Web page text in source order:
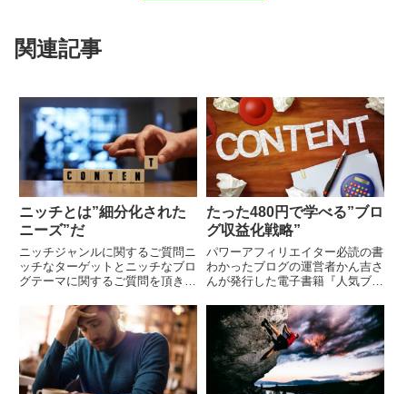
関連記事
ニッチとは”細分化された
ニーズ”だ
ニッチジャンルに関するご質問ニ
ッチなターゲットとニッチなブロ
グテーマに関するご質問を頂きま
ンルとはライバルがいないジャン
ルを狙うことであり、ニッチジャ
ンルを考えるにあたり...
たった480円で学べる”ブロ
グ収益化戦略”
パワーアフィリエイター必読の書
わかったブログの運営者かん吉さ
んが発行した電子書籍『人気ブロ
突破したブログ運営術』 が、非
常にオススメできるのでご紹介し
ます。Kind...